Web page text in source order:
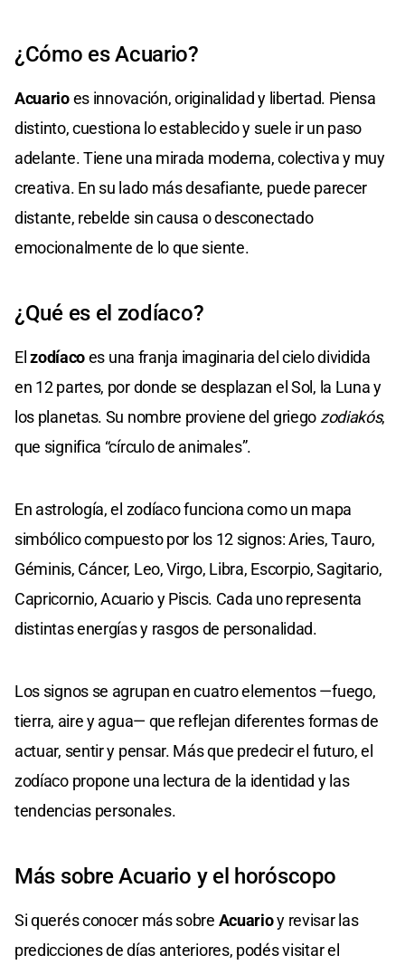
¿Cómo es Acuario?
Acuarioes innovación, originalidad y libertad. Piensa
distinto, cuestiona lo establecido y suele ir un paso
adelante. Tiene una mirada moderna, colectiva y muy
creativa. En su lado más desafiante, puede parecer
distante, rebelde sin causa o desconectado
emocionalmente de lo que siente.
¿Qué es el zodíaco?
Elzodíacoes una franja imaginaria del cielo dividida
en 12 partes, por donde se desplazan el Sol, la Luna y
los planetas. Su nombre proviene del griego zodiakós,
que significa “círculo de animales”.
En astrología, el zodíaco funciona como un mapa
simbólico compuesto por los 12 signos: Aries, Tauro,
Géminis, Cáncer, Leo, Virgo, Libra, Escorpio, Sagitario,
Capricornio, Acuario y Piscis. Cada uno representa
distintas energías y rasgos de personalidad.
Los signos se agrupan en cuatro elementos —fuego,
tierra, aire y agua— que reflejan diferentes formas de
actuar, sentir y pensar. Más que predecir el futuro, el
zodíaco propone una lectura de la identidad y las
tendencias personales.
Más sobre Acuario y el horóscopo
Si querés conocer más sobre Acuarioy revisar las
predicciones de días anteriores, podés visitar el